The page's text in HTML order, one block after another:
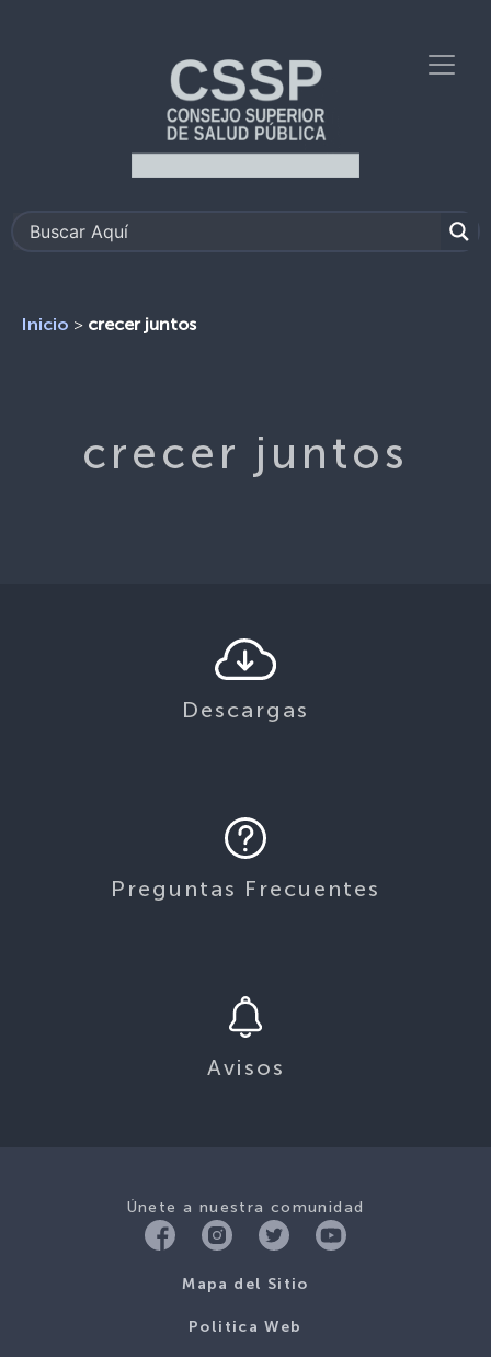
Inicio > crecer juntos
crecer juntos
Descargas
Preguntas Frecuentes
Avisos
Únete a nuestra comunidad
Mapa del Sitio
Politica Web